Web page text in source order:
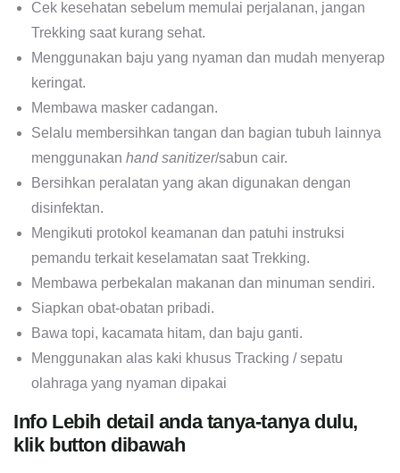
Cek kesehatan sebelum memulai perjalanan, jangan
Trekking saat kurang sehat.
Menggunakan baju yang nyaman dan mudah menyerap
keringat.
Membawa masker cadangan.
Selalu membersihkan tangan dan bagian tubuh lainnya
menggunakan hand sanitizer/sabun cair.
Bersihkan peralatan yang akan digunakan dengan
disinfektan.
Mengikuti protokol keamanan dan patuhi instruksi
pemandu terkait keselamatan saat Trekking.
Membawa perbekalan makanan dan minuman sendiri.
Siapkan obat-obatan pribadi.
Bawa topi, kacamata hitam, dan baju ganti.
Menggunakan alas kaki khusus Tracking / sepatu
olahraga yang nyaman dipakai
Info Lebih detail anda tanya-tanya dulu,
klik button dibawah